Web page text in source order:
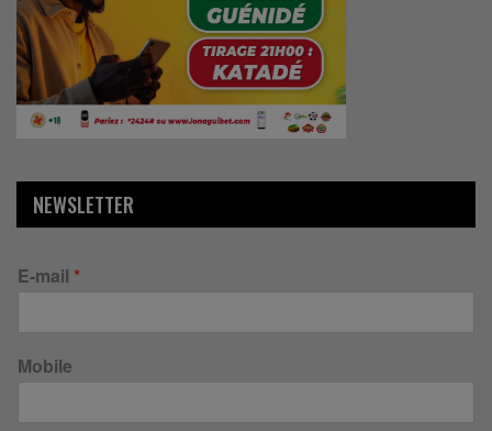
NEWSLETTER
E-mail *
Mobile